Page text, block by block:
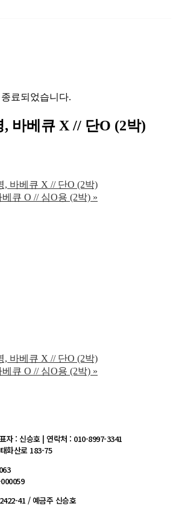
료되었습니다.
, 바베큐 X // 단O (2박)
, 바베큐 X // 단O (2박)
큐 O // 심O용 (2박) »
, 바베큐 X // 단O (2박)
큐 O // 심O용 (2박) »
: 신승호 | 연락처 : 010-8997-3341
화산로 183-75
41 / 예금주 신승호